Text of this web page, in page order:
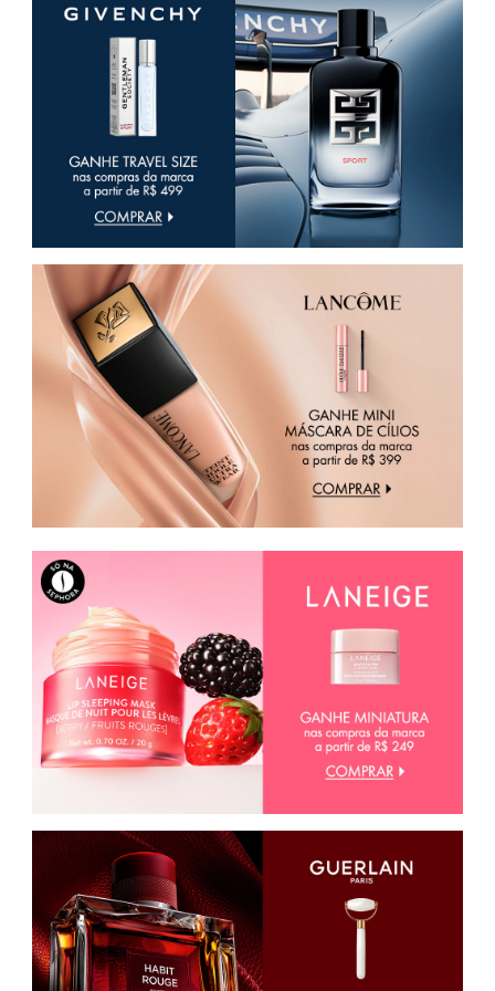
GUIA DE INGREDIENTES
HOT ON SOCIAL
BRUNA TAVARES
BURBERRY
CACHAREL
CALVIN KLEIN
CARE NATURAL BEAUTY
CARTIER
CAUDALIE
CHLOÉ
CLARINS
CLEAN RESERVE
CLINIQUE
X
Y